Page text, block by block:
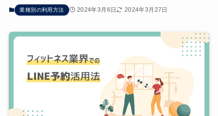
業種別の利用方法 2024年3月6日 2024年3月27日